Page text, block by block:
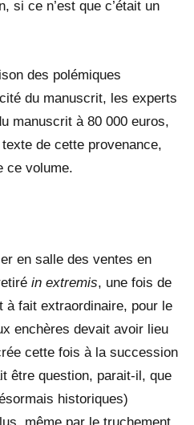
si ce n’est que c’était un
des polémiques
du manuscrit, les experts
manuscrit à 80 000 euros,
de cette provenance,
ce volume.
en salle des ventes en
in extremis, une fois de
à fait extraordinaire, pour le
enchères devait avoir lieu
cette fois à la succession
être question, parait-il, que
historiques)